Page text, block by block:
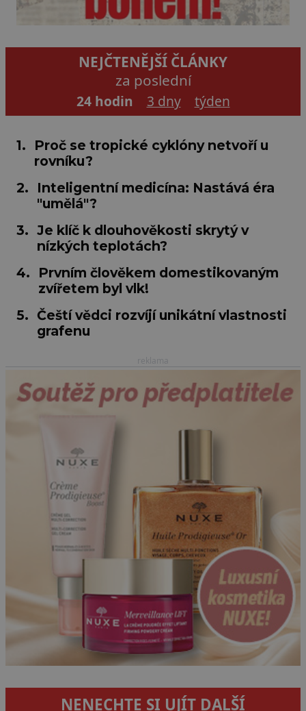
NEJČTENĚJŠÍ ČLÁNKY
za poslední
24 hodin 3 dny týden
1.
Proč se tropické cyklóny netvoří u
rovníku?
2.
Inteligentní medicína: Nastává éra
"umělá"?
3. Je klíč k dlouhověkosti skrytý v
nízkých teplotách?
4.
Prvním člověkem domestikovaným
zvířetem byl vlk!
5. Čeští vědci rozvíjí unikátní vlastnosti
grafenu
NENECHTE SI UJÍT DALŠÍ